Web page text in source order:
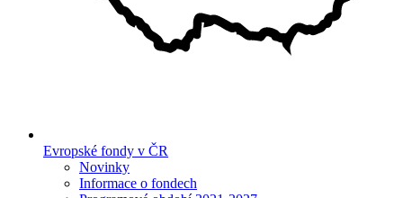
Evropské fondy v ČR
Novinky
Informace o fondech